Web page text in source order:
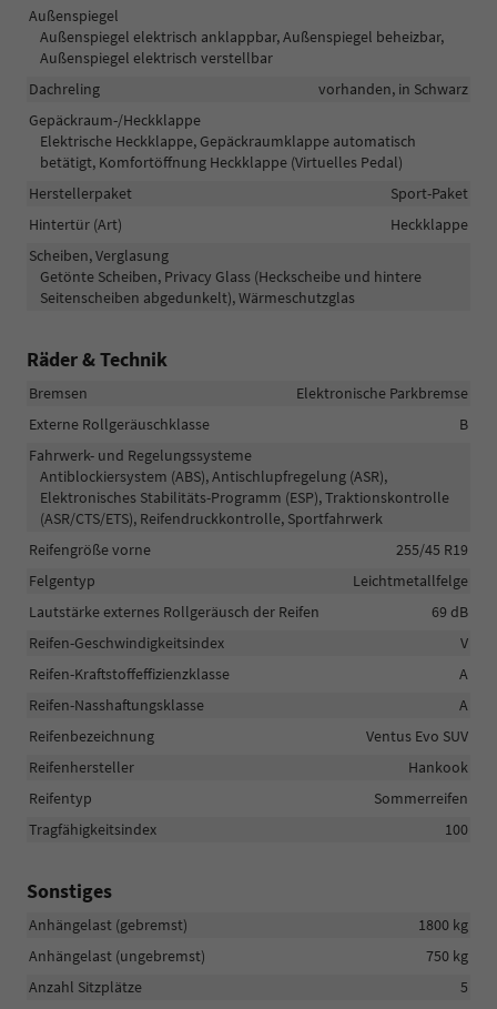
Außenspiegel
Außenspiegel elektrisch anklappbar, Außenspiegel beheizbar,
Außenspiegel elektrisch verstellbar
Dachreling
vorhanden, in Schwarz
Gepäckraum-/Heckklappe
Elektrische Heckklappe, Gepäckraumklappe automatisch
betätigt, Komfortöffnung Heckklappe (Virtuelles Pedal)
Herstellerpaket
Sport-Paket
Hintertür (Art)
Heckklappe
Scheiben, Verglasung
Getönte Scheiben, Privacy Glass (Heckscheibe und hintere
Seitenscheiben abgedunkelt), Wärmeschutzglas
Räder & Technik
Bremsen
Elektronische Parkbremse
Externe Rollgeräuschklasse
B
Fahrwerk- und Regelungssysteme
Antiblockiersystem (ABS), Antischlupfregelung (ASR),
Elektronisches Stabilitäts-Programm (ESP), Traktionskontrolle
(ASR/CTS/ETS), Reifendruckkontrolle, Sportfahrwerk
Reifengröße vorne
255/45 R19
Felgentyp
Leichtmetallfelge
Lautstärke externes Rollgeräusch der Reifen
69 dB
Reifen-Geschwindigkeitsindex
V
Reifen-Kraftstoffeffizienzklasse
A
Reifen-Nasshaftungsklasse
A
Reifenbezeichnung
Ventus Evo SUV
Reifenhersteller
Hankook
Reifentyp
Sommerreifen
Tragfähigkeitsindex
100
Sonstiges
Anhängelast (gebremst)
1800 kg
Anhängelast (ungebremst)
750 kg
Anzahl Sitzplätze
5